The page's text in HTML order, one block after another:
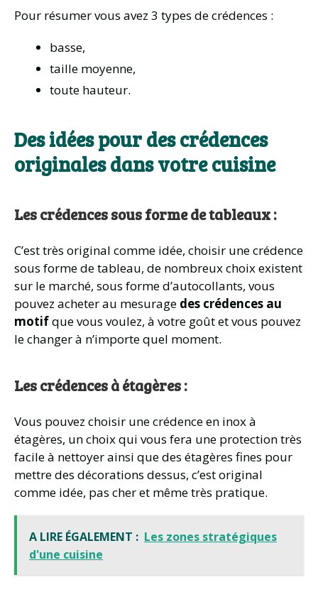
Pour résumer vous avez 3 types de crédences :
basse,
taille moyenne,
toute hauteur.
Des idées pour des crédences
originales dans votre cuisine
Les crédences sous forme de tableaux :
C’est très original comme idée, choisir une crédence
sous forme de tableau, de nombreux choix existent
sur le marché, sous forme d’autocollants, vous
pouvez acheter au mesurage des crédences au
motifque vous voulez, à votre goût et vous pouvez
le changer à n’importe quel moment.
Les crédences à étagères :
Vous pouvez choisir une crédence en inox à
étagères, un choix qui vous fera une protection très
facile à nettoyer ainsi que des étagères fines pour
mettre des décorations dessus, c’est original
comme idée, pas cher et même très pratique.
A LIRE ÉGALEMENT : Les zones stratégiques
d'une cuisine